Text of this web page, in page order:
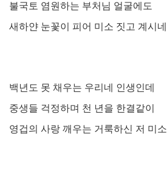
불국토 염원하는 부처님 얼굴에도
새하얀 눈꽃이 피어 미소 짓고 계시네
백년도 못 채우는 우리네 인생인데
중생들 걱정하며 천 년을 한결같이
영겁의 사랑 깨우는 거룩하신 저 미소